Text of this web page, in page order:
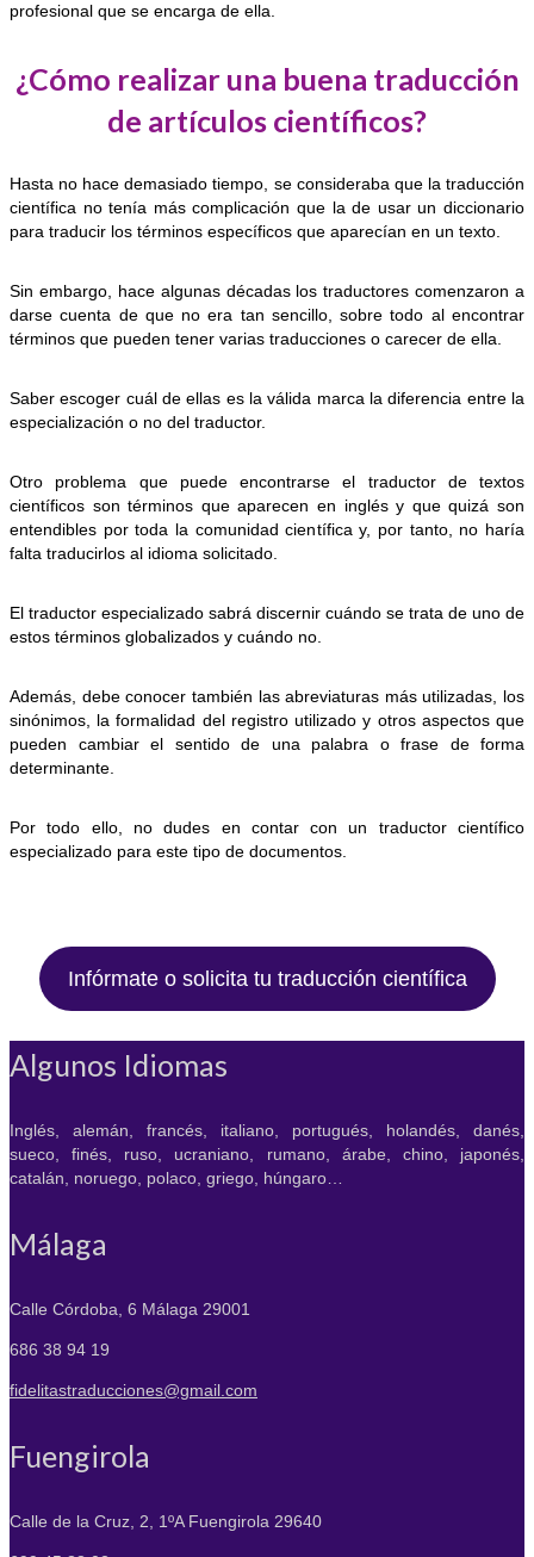
profesional que se encarga de ella.
¿Cómo realizar una buena traducción
de artículos científicos?
Hasta no hace demasiado tiempo, se consideraba que la traducción
científica no tenía más complicación que la de usar un diccionario
para traducir los términos específicos que aparecían en un texto.
Sin embargo, hace algunas décadas los traductores comenzaron a
darse cuenta de que no era tan sencillo, sobre todo al encontrar
términos que pueden tener varias traducciones o carecer de ella.
Saber escoger cuál de ellas es la válida marca la diferencia entre la
especialización o no del traductor.
Otro problema que puede encontrarse el traductor de textos
científicos son términos que aparecen en inglés y que quizá son
entendibles por toda la comunidad científica y, por tanto, no haría
falta traducirlos al idioma solicitado.
El traductor especializado sabrá discernir cuándo se trata de uno de
estos términos globalizados y cuándo no.
Además, debe conocer también las abreviaturas más utilizadas, los
sinónimos, la formalidad del registro utilizado y otros aspectos que
pueden cambiar el sentido de una palabra o frase de forma
determinante.
Por todo ello, no dudes en contar con un traductor científico
especializado para este tipo de documentos.
Infórmate o solicita tu traducción científica
Algunos Idiomas
Inglés, alemán, francés, italiano, portugués, holandés, danés,
sueco, finés, ruso, ucraniano, rumano, árabe, chino, japonés,
catalán, noruego, polaco, griego, húngaro…
Málaga
Calle Córdoba, 6 Málaga 29001
686 38 94 19
fidelitastraducciones@gmail.com
Fuengirola
Calle de la Cruz, 2, 1ºA Fuengirola 29640